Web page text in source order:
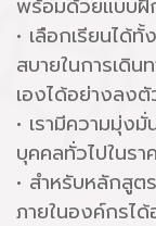
• เลือกเรียนได้
สบายในการเดิน
เองได้อย่างลงตั
• เรามีความมุ่ง
บุคคลทั่วไปในรา
• สำหรับหลักสู
ภายในองค์กรได้